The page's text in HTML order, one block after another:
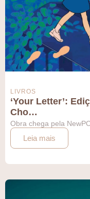
LIVROS
‘Your Letter’:
Cho…
Obra chega pela
Leia mais